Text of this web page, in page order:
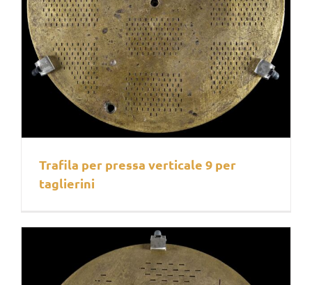
Trafila per pressa verticale 9 per
taglierini